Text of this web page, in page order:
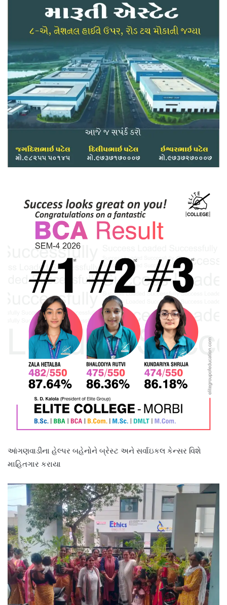
આંગણવાડીના હેલ્પર બહેનોને બ્રેસ્ટ અને સર્વાઇકલ કેન્સર વિશે
માહિતગાર કરાયા